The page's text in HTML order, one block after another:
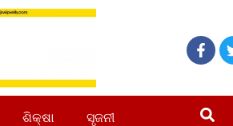
ଶିକ୍ଷା ସୃଜନୀ